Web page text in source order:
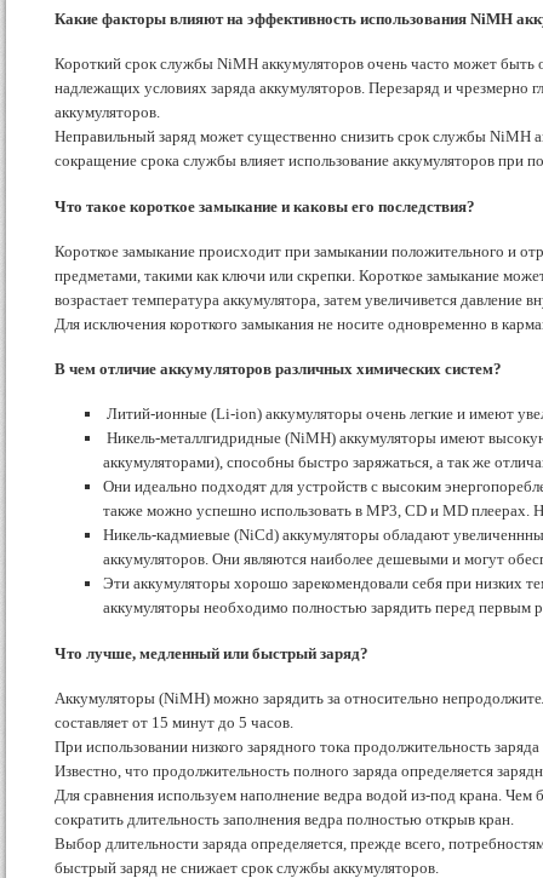
Какие факторы влияют на эффективность использования NiMH
Короткий срок службы NiMH аккумуляторов очень часто может быть
надлежащих условиях заряда аккумуляторов. Перезаряд и
аккумуляторов.
Неправильный заряд может существенно снизить срок службы NiMH
сокращение срока службы влияет использование аккумуляторов при
Что такое короткое замыкание и каковы его последствия?
Короткое замыкание происходит при замыкании положительного и
предметами, такими как ключи или скрепки. Короткое замыкание
возрастает температура аккумулятора, затем увеличивется
Для исключения короткого замыкания не носите одновременно в
В чем отличие аккумуляторов различных химических систем?
Литий-ионные (Li-ion) аккумуляторы очень легкие и имеют
Никель-металлгидридные (NiMH) аккумуляторы имеют
аккумуляторами), способны быстро заряжаться, а так же
Они идеально подходят для устройств с высоким
также можно успешно использовать в MP3, CD и MD
Никель-кадмиевые (NiCd) аккумуляторы обладают
аккумуляторов. Они являются наиболее дешевыми и могут
Эти аккумуляторы хорошо зарекомендовали себя при низких
аккумуляторы необходимо полностью зарядить перед
Что лучше, медленный или быстрый заряд?
Аккумуляторы (NiMH) можно зарядить за относительно
составляет от 15 минут до 5 часов.
При использовании низкого зарядного тока продолжительность
Известно, что продолжительность полного заряда определяется
Для сравнения используем наполнение ведра водой из-под крана.
сократить длительность заполнения ведра полностью открыв кран.
Выбор длительности заряда определяется, прежде всего,
быстрый заряд не снижает срок службы аккумуляторов.